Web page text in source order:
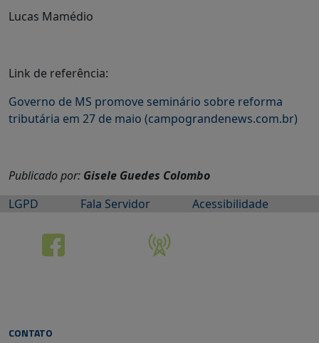
Lucas Mamédio
Link de referência:
Governo de MS promove seminário sobre reforma
tributária em 27 de maio (campograndenews.com.br)
Publicado por: Gisele Guedes Colombo
LGPD
Fala Servidor Acessibilidade
CONTATO